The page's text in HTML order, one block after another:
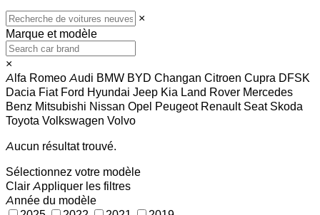
×
Marque et modèle
×
Alfa Romeo Audi BMW BYD Changan Citroen Cupra DFSK
Dacia Fiat Ford Hyundai Jeep Kia Land Rover Mercedes
Benz Mitsubishi Nissan Opel Peugeot Renault Seat Skoda
Toyota Volkswagen Volvo
Aucun résultat trouvé.
Sélectionnez votre modèle
Clair Appliquer les filtres
Année du modèle